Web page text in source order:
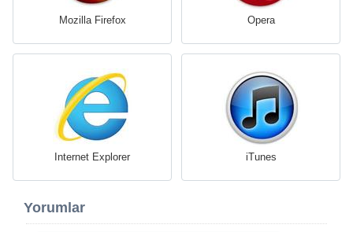
Mozilla Firefox Opera
Internet Explorer iTunes
Yorumlar